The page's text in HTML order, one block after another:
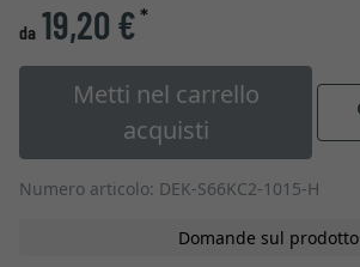
da 19,20 €*
Metti nel carrello
acquisti
Numero articolo: DEK-S66KC2-1015-H
Domande sul prodotto